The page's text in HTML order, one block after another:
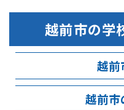
越前市の学
越前
越前市